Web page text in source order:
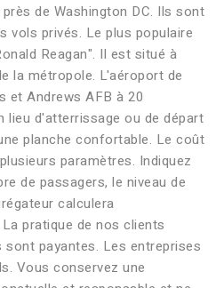
de Washington DC. Ils sont
vols privés. Le plus populaire
Reagan". Il est situé à
la métropole. L'aéroport de
et Andrews AFB à 20
lieu d'atterrissage ou de départ
planche confortable. Le coût
paramètres. Indiquez
de passagers, le niveau de
calculera
pratique de nos clients
payantes. Les entreprises
Vous conservez une